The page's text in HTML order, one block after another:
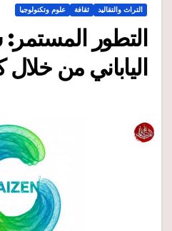
التراث والتقاليد ثقافة علوم وتكنولوجيا
التطور
الياباني من خلال